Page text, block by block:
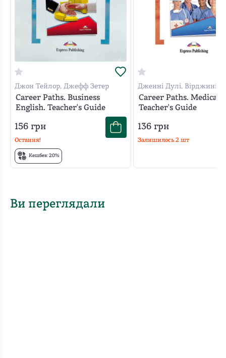
Джон Тейлор, Джефф Зетер
Career Paths. Business
English. Teacher's Guide
156 грн
Остання!
Кешбек 20%
Дженні Дулі, Вірджинія
Career Paths. Medical.
Teacher's Guide
136грн
Залишилось 2шт
Ви переглядали